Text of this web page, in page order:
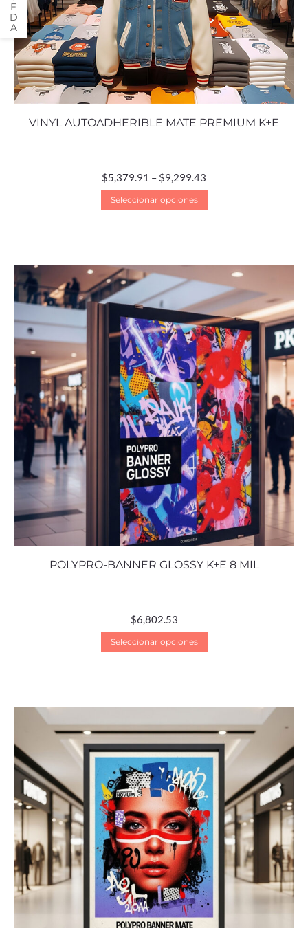
VINYL AUTOADHERIBLE MATE PREMIUM K+E
$5,379.91 – $9,299.43
Seleccionar opciones
POLYPRO-BANNER GLOSSY K+E 8 MIL
$6,802.53
Seleccionar opciones